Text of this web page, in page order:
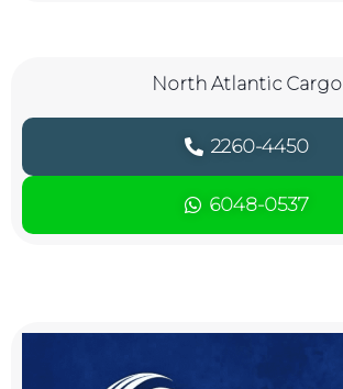
North Atlantic Cargo
2260-4450
6048-0537